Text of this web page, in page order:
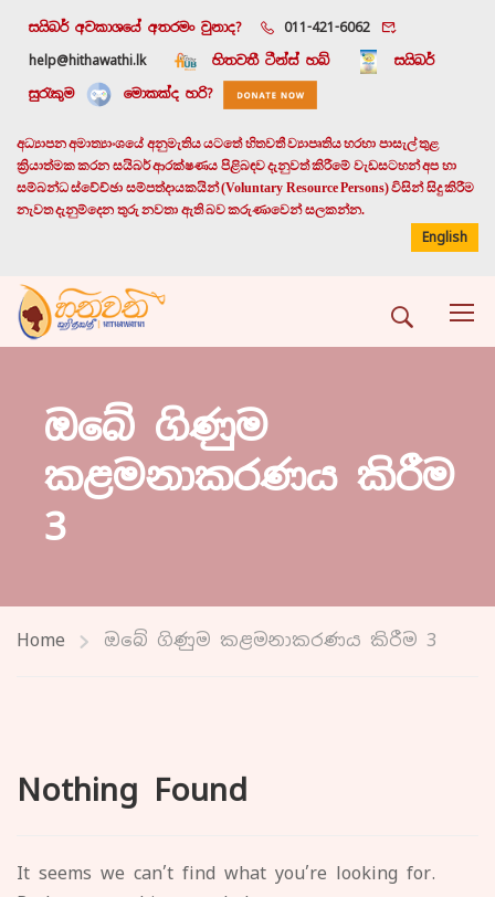
සයිබර් අවකාශයේ අතරමං වුනාද?
011-421-6062
help@hithawathi.lk
හිතවතී ටීන්ස් හබ්
සයිබර්
සුරැකුම
මොකක්ද හරි?
අධ්‍යාපන අමාත්‍යාංශයේ අනුමැතිය යටතේ හිතවතී ව්‍යාපෘතිය හරහා පාසැල් තුළ
ක්‍රියාත්මක කරන සයිබර් ආරක්ෂණය පිළිබඳව දැනුවත් කිරීමේ වැඩසටහන් අප හා
සම්බන්ධ ස්වේච්ඡා සම්පත්දායකයින් (Voluntary Resource Persons) විසින් සිදු කිරීම
නැවත දැනුම්දෙන තුරු නවතා ඇති බව කරුණාවෙන් සලකන්න.
English
ඔබේ ගිණුම
කළමනාකරණය කිරීම
3
Home ඔබේ ගිණුම කළමනාකරණය කිරීම 3
Nothing Found
It seems we can’t find what you’re looking for.